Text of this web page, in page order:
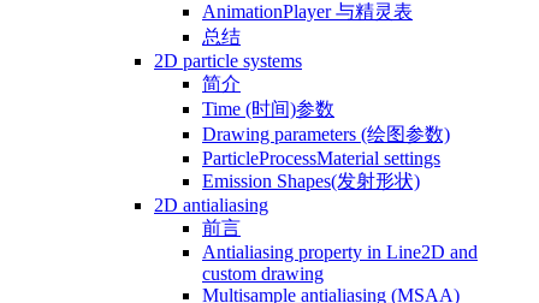
AnimationPlayer 与精灵表
总结
2D particle systems
简介
Time (时间)参数
Drawing parameters (绘图参数)
ParticleProcessMaterial settings
Emission Shapes(发射形状)
2D antialiasing
前言
Antialiasing property in Line2D and
custom drawing
Multisample antialiasing (MSAA)